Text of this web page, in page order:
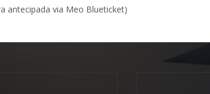
antecipada via Meo Blueticket)